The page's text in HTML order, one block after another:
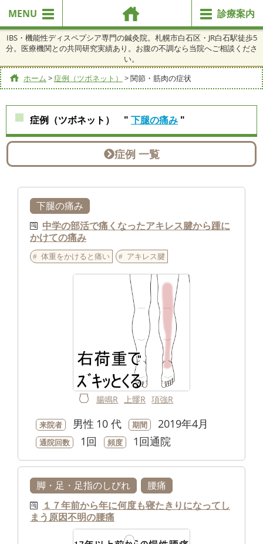
MENU 診療案内
IBS・機能性ディスペプシア専門の鍼灸院。札幌市白石区・JR白石駅徒歩5
分。医療機関との共同研究実績あり。お腹の不調なら当院へご相談くださ
い。
ホーム >症例（ツボネット） >関節・筋肉の症状
症例（ツボネット） " 下腿の痛み "
症例 一覧
下腿の痛み
中学の部活で痛くなったアキレス腱から踵に
かけての痛み
体重をかけると痛い アキレス腱
腸鳴R 上髎R 項強R
来院者 男性 10 代 期間 2019年4月
通院回数 1回 頻度 1回通院
脚・足・足指のしびれ
腰痛
１７年前から年に何度も寝たきりになってし
まう原因不明の腰痛